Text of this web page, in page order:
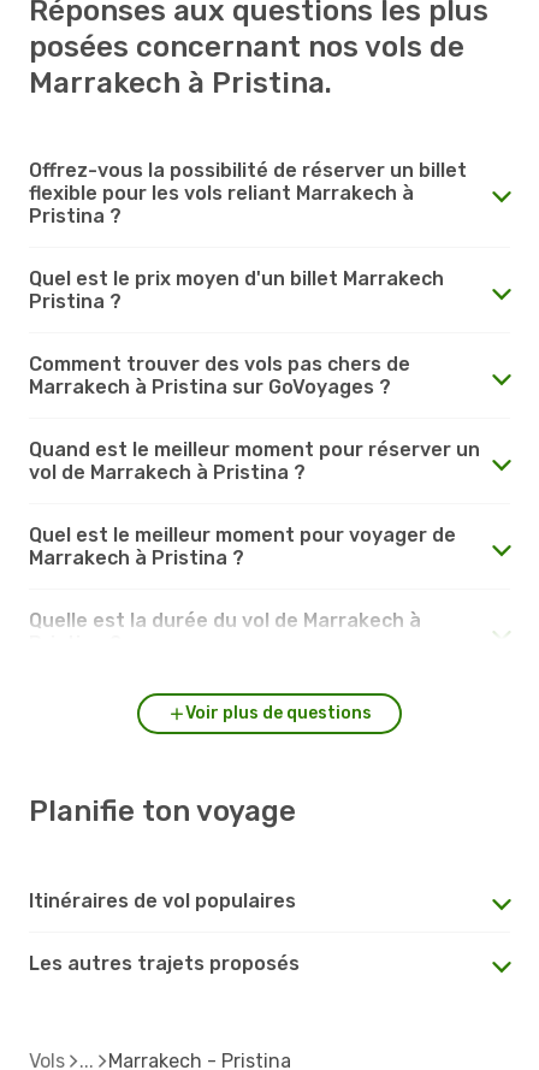
Réponses aux questions les plus
posées concernant nos vols de
Marrakech à Pristina.
Offrez-vous la possibilité de réserver un billet
flexible pour les vols reliant Marrakech à
Pristina ?
Quel est le prix moyen d'un billet Marrakech
Pristina ?
Comment trouver des vols pas chers de
Marrakech à Pristina sur GoVoyages ?
Quand est le meilleur moment pour réserver un
vol de Marrakech à Pristina ?
Quel est le meilleur moment pour voyager de
Marrakech à Pristina ?
Quelle est la durée du vol de Marrakech à
Voir plus de questions
Planifie ton voyage
Itinéraires de vol populaires
Les autres trajets proposés
Vols Marrakech - Pristina